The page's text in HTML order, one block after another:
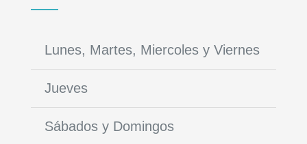
Lunes, Martes, Miercoles y Viernes
Jueves
Sábados y Domingos